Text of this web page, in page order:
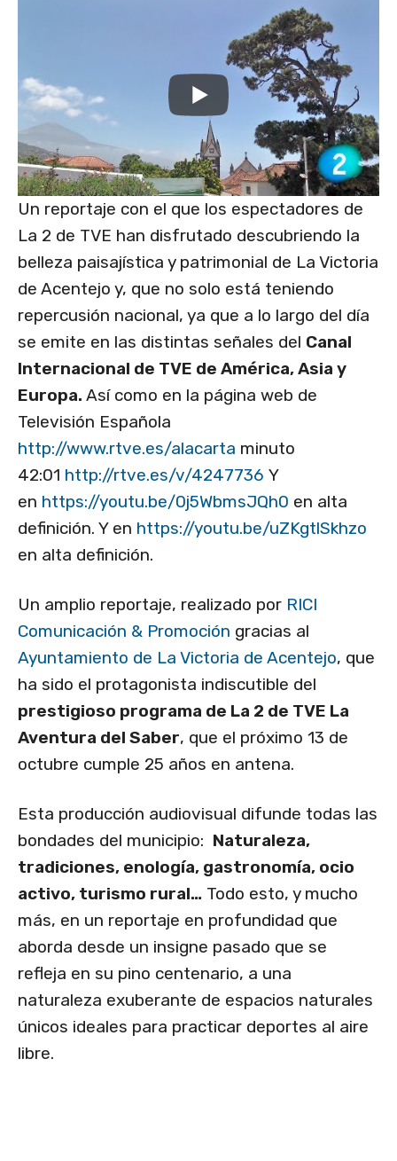
Un reportaje con el que los espectadores de
La 2 de TVE han disfrutado descubriendo la
belleza paisajística y patrimonial de La Victoria
de Acentejo y, que no solo está teniendo
repercusión nacional, ya que a lo largo del día
se emite en las distintas señales del Canal
Internacional de TVE de América, Asia y
Europa. Así como en la página web de
Televisión Española
http://www.rtve.es/alacarta minuto
42:01 http://rtve.es/v/4247736 Y
en https://youtu.be/0j5WbmsJQh0 en alta
definición. Y en https://youtu.be/uZKgtlSkhzo
en alta definición.
Un amplio reportaje, realizado por RICI
Comunicación & Promoción gracias al
Ayuntamiento de La Victoria de Acentejo, que
ha sido el protagonista indiscutible del
prestigioso programa de La 2 de TVE La
Aventura del Saber, que el próximo 13 de
octubre cumple 25 años en antena.
Esta producción audiovisual difunde todas las
bondades del municipio: Naturaleza,
tradiciones, enología, gastronomía, ocio
activo, turismo rural… Todo esto, y mucho
más, en un reportaje en profundidad que
aborda desde un insigne pasado que se
refleja en su pino centenario, a una
naturaleza exuberante de espacios naturales
únicos ideales para practicar deportes al aire
libre.